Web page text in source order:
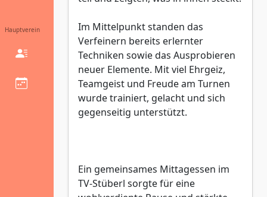
Hauptverein
Im Mittelpunkt standen das
Verfeinern bereits erlernter
Techniken sowie das Ausprobieren
neuer Elemente. Mit viel Ehrgeiz,
Teamgeist und Freude am Turnen
wurde trainiert, gelacht und sich
gegenseitig unterstützt.
Ein gemeinsames Mittagessen im
TV-Stüberl sorgte für eine